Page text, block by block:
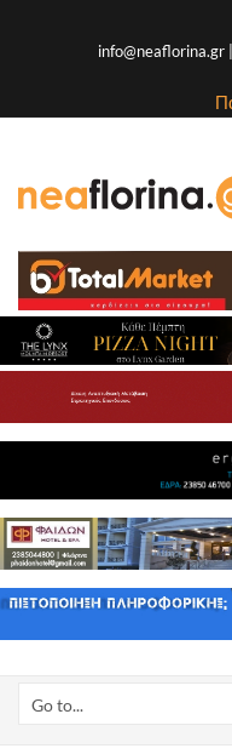
info@neaflorina.gr
Go to...